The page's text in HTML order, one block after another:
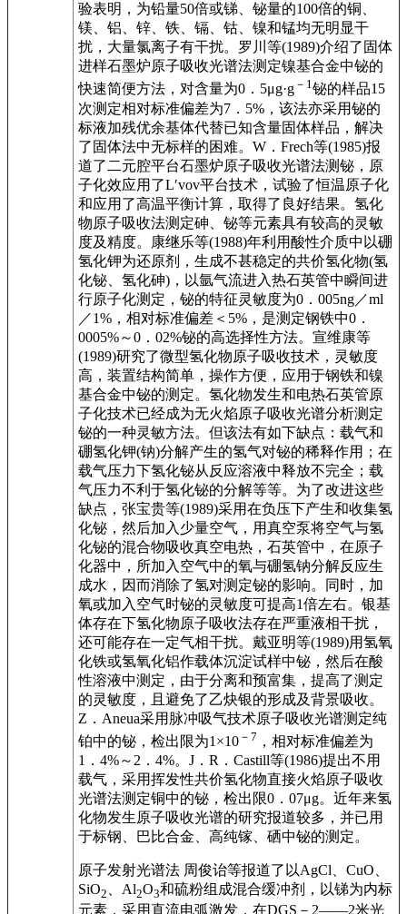
验表明，为铅量50倍或锑、铋量的100倍的铜、
镁、铝、锌、铁、镉、钴、镍和锰均无明显干
扰，大量氯离子有干扰。罗川等(1989)介绍了固体
进样石墨炉原子吸收光谱法测定镍基合金中铋的
快速简便方法，对含量为0．5μg·g －1铋的样品15
次测定相对标准偏差为7．5%，该法亦采用铋的
标液加残优余基体代替已知含量固体样品，解决
了固体法中无标样的困难。W．Frech等(1985)报
道了二元腔平台石墨炉原子吸收光谱法测铋，原
子化效应用了L′vov平台技术，试验了恒温原子化
和应用了高温平衡计算，取得了良好结果。氢化
物原子吸收法测定砷、铋等元素具有较高的灵敏
度及精度。康继乐等(1988)年利用酸性介质中以硼
氢化钾为还原剂，生成不甚稳定的共价氢化物(氢
化铋、氢化砷)，以氩气流进入热石英管中瞬间进
行原子化测定，铋的特征灵敏度为0．005ng／ml
／1%，相对标准偏差＜5%，是测定钢铁中0．
0005%～0．02%铋的高选择性方法。宣维康等
(1989)研究了微型氢化物原子吸收技术，灵敏度
高，装置结构简单，操作方便，应用于钢铁和镍
基合金中铋的测定。氢化物发生和电热石英管原
子化技术已经成为无火焰原子吸收光谱分析测定
铋的一种灵敏方法。但该法有如下缺点：载气和
硼氢化钾(钠)分解产生的氢气对铋的稀释作用；在
载气压力下氢化铋从反应溶液中释放不完全；载
气压力不利于氢化铋的分解等等。为了改进这些
缺点，张宝贵等(1989)采用在负压下产生和收集氢
化铋，然后加入少量空气，用真空泵将空气与氢
化铋的混合物吸收真空电热，石英管中，在原子
化器中，所加入空气中的氧与硼氢钠分解反应生
成水，因而消除了氢对测定铋的影响。同时，加
氧或加入空气时铋的灵敏度可提高1倍左右。银基
体存在下氢化物原子吸收法存在严重液相干扰，
还可能存在一定气相干扰。戴亚明等(1989)用氢氧
化铁或氢氧化铝作载体沉淀试样中铋，然后在酸
性溶液中测定，由于分离和预富集，提高了测定
的灵敏度，且避免了乙炔银的形成及背景吸收。
Z．Aneua采用脉冲吸气技术原子吸收光谱测定纯
铂中的铋，检出限为1×10 －7 ，相对标准偏差为
1．4%～2．4%。J．R．Castill等(1986)提出不用
载气，采用挥发性共价氢化物直接火焰原子吸收
光谱法测定铜中的铋，检出限0．07μg。近年来氢
化物发生原子吸收光谱的研究报道较多，并已用
于标钢、巴比合金、高纯镓、硒中铋的测定。
原子发射光谱法 周俊诒等报道了以AgCl、CuO、
SiO2 、Al2O3和硫粉组成混合缓冲剂，以锑为内标
元素，采用直流电弧激发，在DGS－2——2米光